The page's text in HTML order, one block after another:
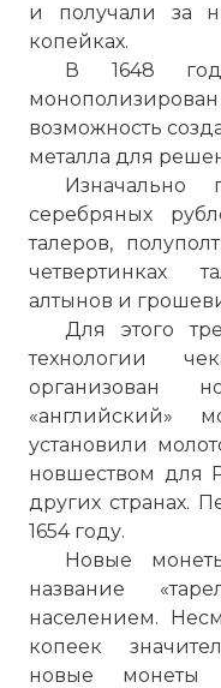
и получали за
копейках.
В 1648
возможность
металла для
Изначально
серебряных
талеров,
четвертинках
алтынов и
Для этого
технологии
организован
«английский»
установили
новшеством для
других странах.
1654 году.
Новые
название
населением.
копеек
новые